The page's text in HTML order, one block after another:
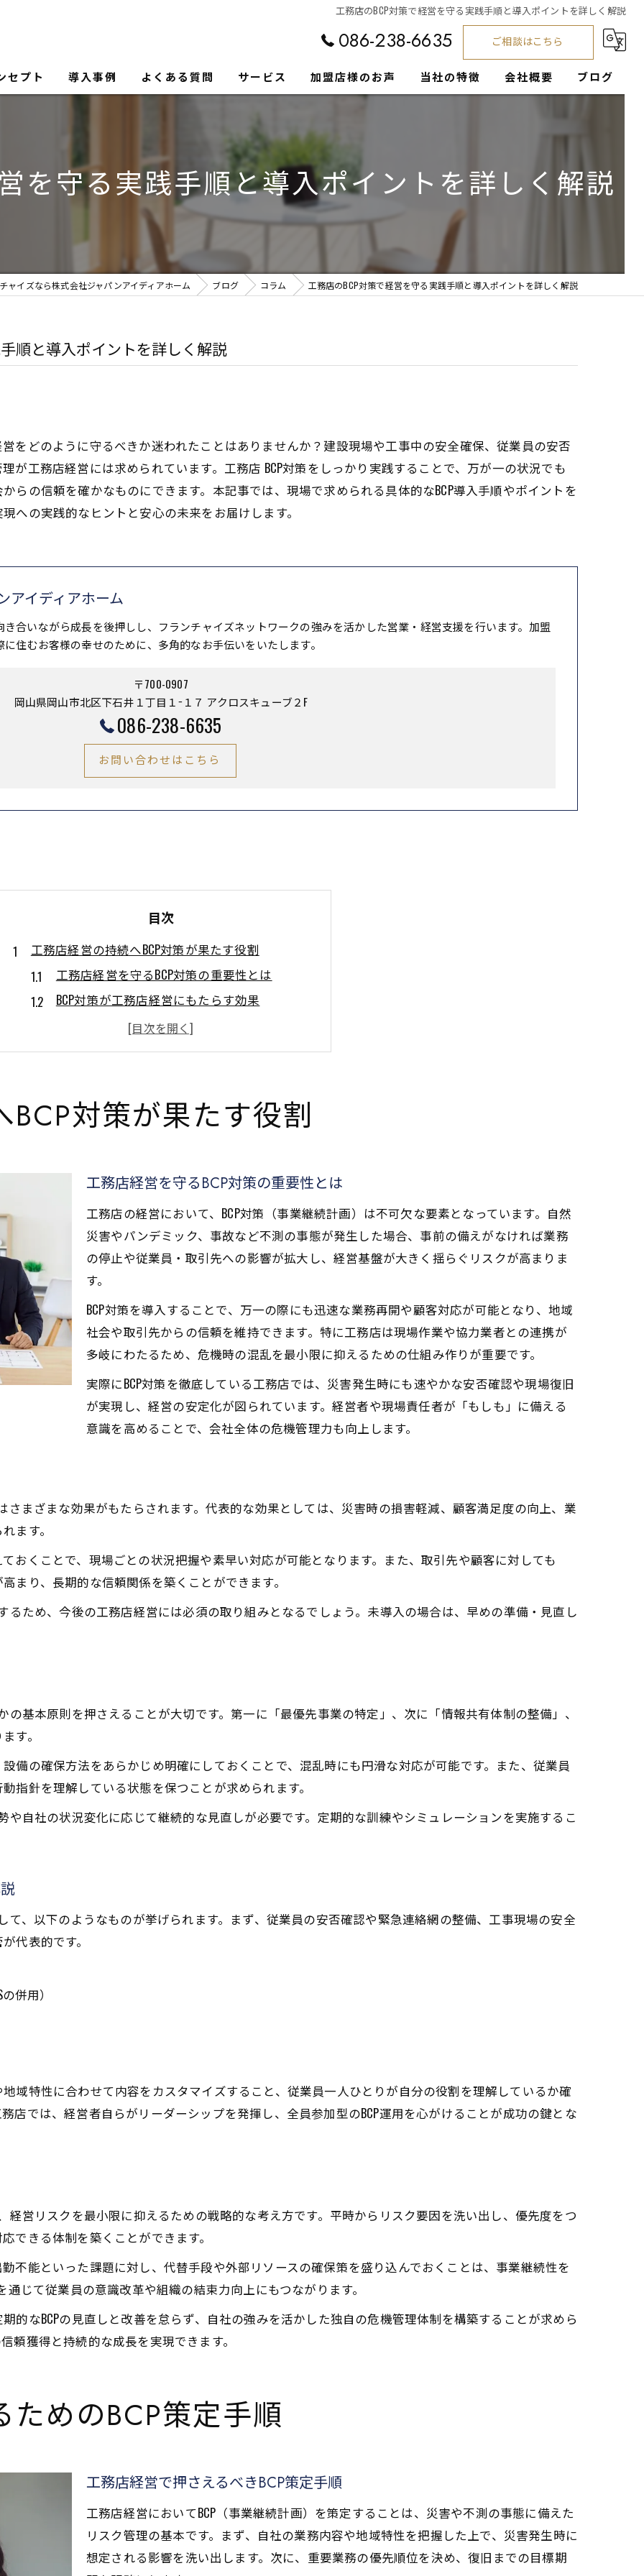
工務店のBCP対策で経営を守る実践手順と導入ポイントを詳しく解説
086-238-6635 ご相談はこちら
セプト 導入事例 よくある質問 サービス 加盟店様のお声 当社の特徴
経営サポート
注文住宅
営業
会社概要 ブログ
を守る実践手順と導入ポイントを詳しく解説
ャイズなら株式会社ジャパンアイディアホーム ブログ コラム 工務店のBCP対策で経営を守る実践手順と導入ポイントを詳しく解説
順と導入ポイントを詳しく解説
をどのように守るべきか迷われたことはありませんか？建設現場や工事中の安全確保、従業員の安否
が工務店経営には求められています。工務店 BCP対策をしっかり実践することで、万が一の状況でも
らの信頼を確かなものにできます。本記事では、現場で求められる具体的なBCP導入手順やポイントを
への実践的なヒントと安心の未来をお届けします。
アイディアホーム
合いながら成長を後押しし、フランチャイズネットワークの強みを活かした営業・経営支援を行います。加盟
住むお客様の幸せのために、多角的なお手伝いをいたします。
〒700-0907
岡山県岡山市北区下石井１丁目１−１７ アクロスキューブ２F
086-238-6635
お問い合わせはこちら
目次
工務店経営の持続へBCP対策が果たす役割
工務店経営を守るBCP対策の重要性とは
BCP対策が工務店経営にもたらす効果
工務店経営維持に役立つBCPの基本原則
工務店BCP対策の例と実践ポイントを解説
堅実経営を実現するためのBCP策定手順
工務店経営で押さえるべきBCP策定手順
BCPの策定手順と工務店経営改善の流れ
BCP策定で工務店経営が安定する理由
もしもの備えにBCPを導入する理由
工務店経営でBCP導入が不可欠な理由
BCP導入が工務店経営に与える安心感
工務店経営のリスク対策としてのBCP導入
工務店BCP導入で得られる経営上の利点
不測の事態に強い工務店経営をつくるBCP
現場で生かすBCP対策と経営改善法
工務店経営に活きる現場BCP対策の実践例
工務店経営を守る現場対応BCPのポイント
工務店経営強化に役立つBCP最新動向
工務店経営に活かすBCP対策の最新動向
今注目の工務店向けBCP対策トレンド解説
BCP対策が導く安心な工務店経営の未来
工務店経営とBCP対策の持続的な進化について
工務店経営発展に繋がるBCP対策の今後
対策が果たす役割
工務店経営を守るBCP対策の重要性とは
工務店の経営において、BCP対策（事業継続計画）は不可欠な要素となっています。自然
災害やパンデミック、事故など不測の事態が発生した場合、事前の備えがなければ業務
の停止や従業員・取引先への影響が拡大し、経営基盤が大きく揺らぐリスクが高まりま
す。
BCP対策を導入することで、万一の際にも迅速な業務再開や顧客対応が可能となり、地域
社会や取引先からの信頼を維持できます。特に工務店は現場作業や協力業者との連携が
多岐にわたるため、危機時の混乱を最小限に抑えるための仕組み作りが重要です。
実際にBCP対策を徹底している工務店では、災害発生時にも速やかな安否確認や現場復旧
が実現し、経営の安定化が図られています。経営者や現場責任者が「もしも」に備える
意識を高めることで、会社全体の危機管理力も向上します。
さまざまな効果がもたらされます。代表的な効果としては、災害時の損害軽減、顧客満足度の向上、業
ます。
おくことで、現場ごとの状況把握や素早い対応が可能となります。また、取引先や顧客に対しても
まり、長期的な信頼関係を築くことができます。
るため、今後の工務店経営には必須の取り組みとなるでしょう。未導入の場合は、早めの準備・見直し
の基本原則を押さえることが大切です。第一に「最優先事業の特定」、次に「情報共有体制の整備」、
す。
備の確保方法をあらかじめ明確にしておくことで、混乱時にも円滑な対応が可能です。また、従業員
指針を理解している状態を保つことが求められます。
や自社の状況変化に応じて継続的な見直しが必要です。定期的な訓練やシミュレーションを実施するこ
て、以下のようなものが挙げられます。まず、従業員の安否確認や緊急連絡網の整備、工事現場の安全
代表的です。
併用）
域特性に合わせて内容をカスタマイズすること、従業員一人ひとりが自分の役割を理解しているか確
店では、経営者自らがリーダーシップを発揮し、全員参加型のBCP運用を心がけることが成功の鍵とな
経営リスクを最小限に抑えるための戦略的な考え方です。平時からリスク要因を洗い出し、優先度をつ
できる体制を築くことができます。
不能といった課題に対し、代替手段や外部リソースの確保策を盛り込んでおくことは、事業継続性を
じて従業員の意識改革や組織の結束力向上にもつながります。
的なBCPの見直しと改善を怠らず、自社の強みを活かした独自の危機管理体制を構築することが求めら
頼獲得と持続的な成長を実現できます。
めのBCP策定手順
工務店経営で押さえるべきBCP策定手順
工務店経営においてBCP（事業継続計画）を策定することは、災害や不測の事態に備えた
リスク管理の基本です。まず、自社の業務内容や地域特性を把握した上で、災害発生時に
想定される影響を洗い出します。次に、重要業務の優先順位を決め、復旧までの目標期